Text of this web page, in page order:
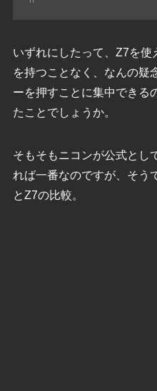
いずれにしたって、Z7を
を持つことなく、なんの疑
ーを押すことに集中できる
たことでしょうか。
そもそもニコンが公式とし
れば一番なのですが、そう
とZ7の比較。